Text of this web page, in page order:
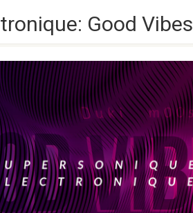
Good Vibes